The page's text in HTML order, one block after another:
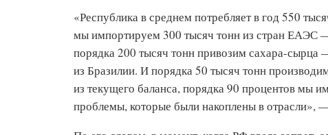
«Республика в среднем потребляет в год 550
мы импортируем 300 тысяч тонн из стран ЕАЭС
порядка 200 тысяч тонн привозим сахара-
из Бразилии. И порядка 50 тысяч тонн
из текущего баланса, порядка 90 процентов мы
проблемы, которые были накоплены в отрасли»,